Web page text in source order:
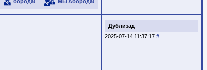
борода! МЕГАборода!
Дублизад
2025-07-14 11:37:17 #